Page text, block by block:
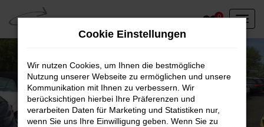
Zum
Hauptinhalt
springen
0
Cookie Einstellungen
Wir nutzen Cookies, um Ihnen die bestmögliche
Nutzung unserer Webseite zu ermöglichen und unsere
Kommunikation mit Ihnen zu verbessern. Wir
berücksichtigen hierbei Ihre Präferenzen und
verarbeiten Daten für Marketing und Statistiken nur,
wenn Sie uns Ihre Einwilligung geben. Wenn Sie zu